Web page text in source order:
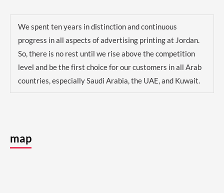
We spent ten years in distinction and continuous
progress in all aspects of advertising printing at Jordan.
So, there is no rest until we rise above the competition
level and be the first choice for our customers in all Arab
countries, especially Saudi Arabia, the UAE, and Kuwait.
map